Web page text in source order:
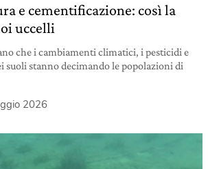
e cementificazione: così la
uccelli
che i cambiamenti climatici, i pesticidi e
suoli stanno decimando le popolazioni di
2026